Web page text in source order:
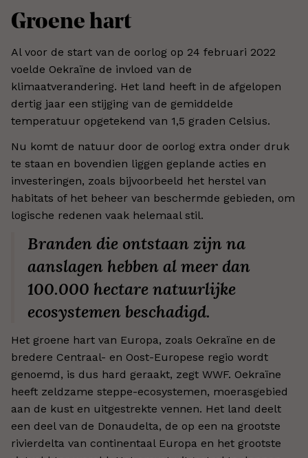
Groene hart
Al voor de start van de oorlog op 24 februari 2022
voelde Oekraïne de invloed van de
klimaatverandering. Het land heeft in de afgelopen
dertig jaar een stijging van de gemiddelde
temperatuur opgetekend van 1,5 graden Celsius.
Nu komt de natuur door de oorlog extra onder druk
te staan en bovendien liggen geplande acties en
investeringen, zoals bijvoorbeeld het herstel van
habitats of het beheer van beschermde gebieden, om
logische redenen vaak helemaal stil.
Branden die ontstaan zijn na
aanslagen hebben al meer dan
100.000 hectare natuurlijke
ecosystemen beschadigd.
Het groene hart van Europa, zoals Oekraïne en de
bredere Centraal- en Oost-Europese regio wordt
genoemd, is dus hard geraakt, zegt WWF. Oekraïne
heeft zeldzame steppe-ecosystemen, moerasgebied
aan de kust en uitgestrekte vennen. Het land deelt
een deel van de Donaudelta, de op een na grootste
rivierdelta van continentaal Europa en het grootste